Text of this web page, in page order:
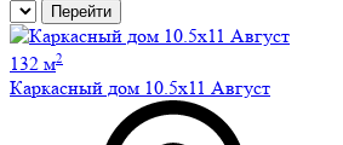
Перейти
132 м2
Каркасный дом 10.5х11 Август